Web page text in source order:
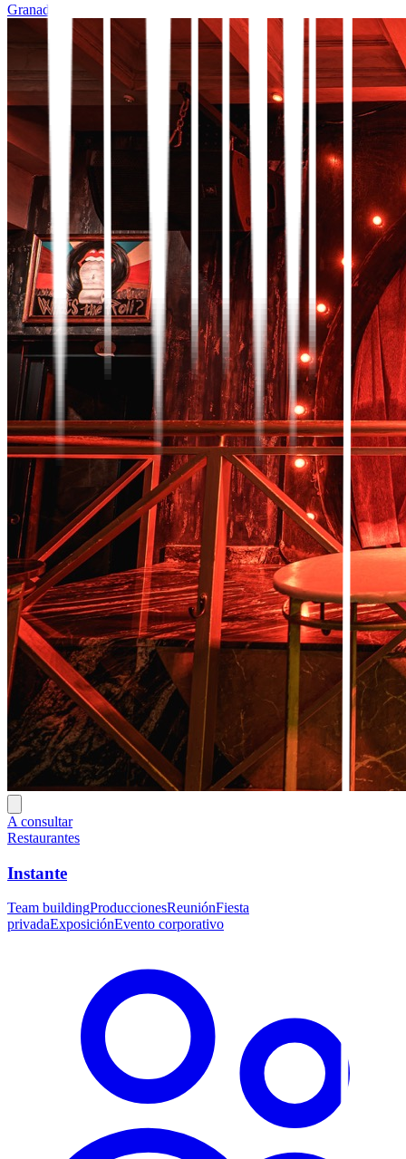
Granada
A consultar
Restaurantes
Instante
Team buildingProduccionesReuniónFiesta
privadaExposiciónEvento corporativo